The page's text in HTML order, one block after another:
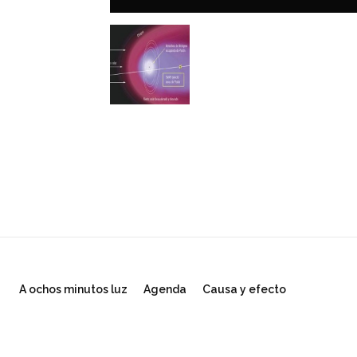
A ochos minutos luz Agenda Causa y efecto